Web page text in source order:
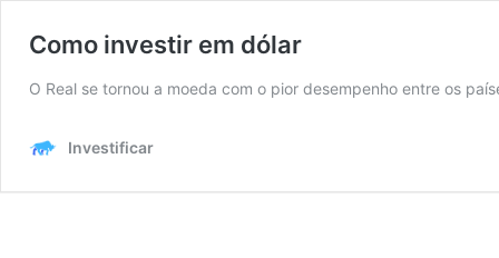
Como investir em dólar
O Real se tornou a moeda com o pior desempenho entre os
Investificar